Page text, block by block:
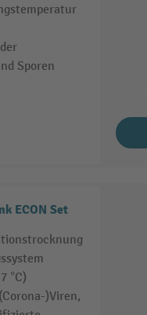
Sporen
ECON Set
°C)
)Viren,